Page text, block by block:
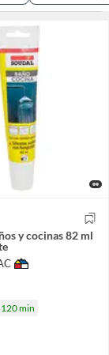
y cocinas 82 ml
min